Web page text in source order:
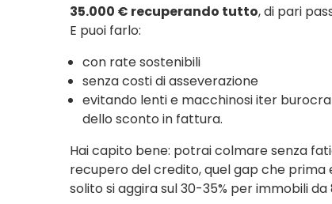
35.000 € recuperando tutto, di pari
E puoi farlo:
con rate sostenibili
senza costi di asseverazione
evitando lenti e macchinosi iter
dello sconto in fattura.
Hai capito bene: potrai colmare senza
recupero del credito, quel gap che
solito si aggira sul 30-35% per immobili da